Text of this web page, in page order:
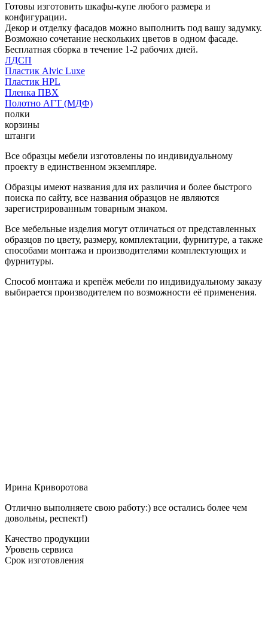
Готовы изготовить шкафы-купе любого размера и
конфигурации.
Декор и отделку фасадов можно выполнить под вашу задумку.
Возможно сочетание нескольких цветов в одном фасаде.
Бесплатная сборка в течение 1-2 рабочих дней.
ЛДСП
Пластик Alvic Luxe
Пластик HPL
Пленка ПВХ
Полотно АГТ (МДФ)
полки
корзины
штанги
Все образцы мебели изготовлены по индивидуальному
проекту в единственном экземпляре.
Образцы имеют названия для их различия и более быстрого
поиска по сайту, все названия образцов не являются
зарегистрированным товарным знаком.
Все мебельные изделия могут отличаться от представленных
образцов по цвету, размеру, комплектации, фурнитуре, а также
способами монтажа и производителями комплектующих и
фурнитуры.
Способ монтажа и крепёж мебели по индивидуальному заказу
выбирается производителем по возможности её применения.
Ирина Криворотова
Отлично выполняете свою работу:) все остались более чем
довольны, респект!)
Качество продукции
Уровень сервиса
Срок изготовления